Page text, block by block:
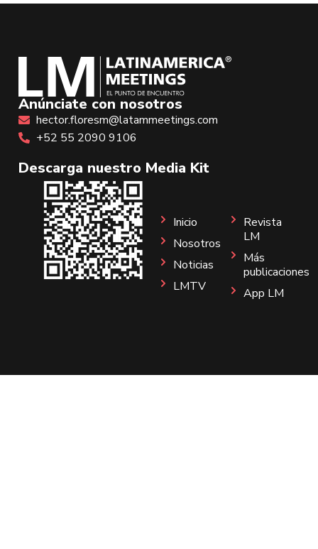
Anúnciate con nosotros
hector.floresm@latammeetings.com
+52 55 2090 9106
Descarga nuestro Media Kit
Inicio
Nosotros
Noticias
LMTV
Revista
LM
Más
publicaciones
App LM